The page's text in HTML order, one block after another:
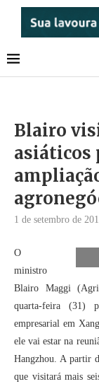
Blairo
asiáticos
1 de setembro de
O
ministro
Blairo Maggi
quarta-feira (31)
empresarial em
ele vai estar na
Hangzhou. A partir
que visitará mais